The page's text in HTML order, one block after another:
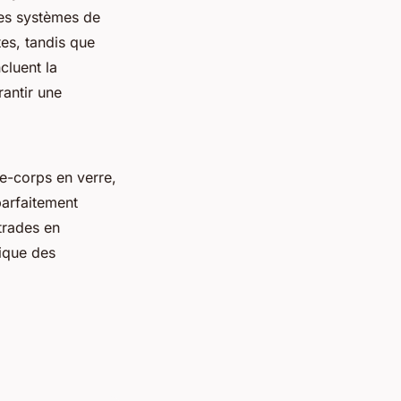
systèmes de
tandis que
la
une
corps en verre,
en
des